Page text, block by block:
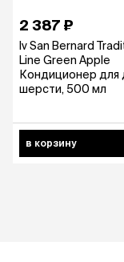
2 387 ₽
Iv San Bernard
Line Green Apple
Кондиционер для
шерсти, 500 мл
в корзину